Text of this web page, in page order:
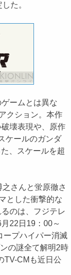
た。
ームとは異な
クション。本作
壊表現や、原作
ケールのガンダ
、スケールを超
さんと蛍原徹さ
とした衝撃的な
のは、フジテレ
22日19：00～
ープハイパー消滅
の謎全て解明2時
TV-CMも近日公